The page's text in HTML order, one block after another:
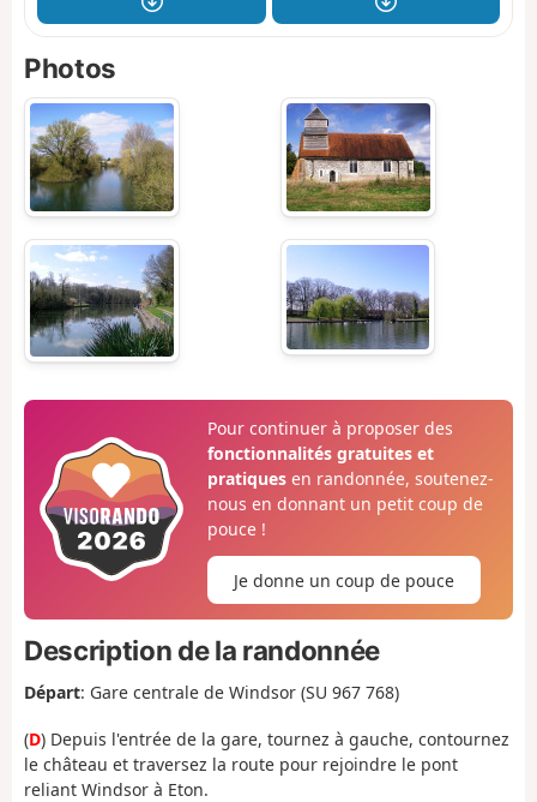
Photos
Pour continuer à proposer des
fonctionnalités gratuites et
pratiquesen randonnée, soutenez-
nous en donnant un petit coup de
pouce !
Je donne un coup de pouce
Description de la randonnée
Départ: Gare centrale de Windsor (SU 967 768)
(D) Depuis l'entrée de la gare, tournez à gauche, contournez
le château et traversez la route pour rejoindre le pont
reliant Windsor à Eton.